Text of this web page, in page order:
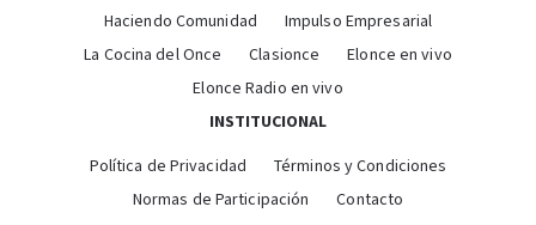
Haciendo Comunidad
Impulso Empresarial
La Cocina del Once
Clasionce
Elonce en vivo
Elonce Radio en vivo
INSTITUCIONAL
Política de Privacidad
Términos y Condiciones
Normas de Participación
Contacto